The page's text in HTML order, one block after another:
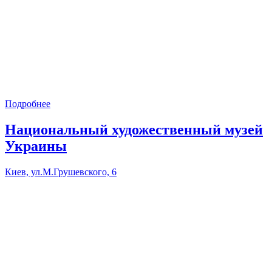
Подробнее
Национальный художественный музей
Украины
Киев, ул.М.Грушевского, 6